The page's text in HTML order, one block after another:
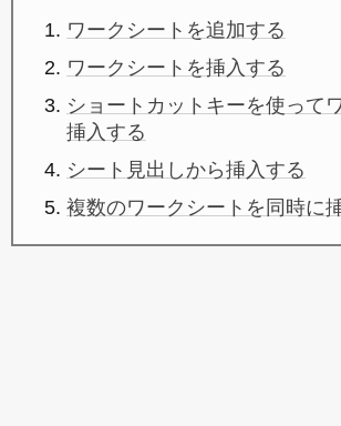
ワークシートを追加する
ワークシートを挿入する
ショートカットキーを使って
挿入する
シート見出しから挿入する
複数のワークシートを同時に